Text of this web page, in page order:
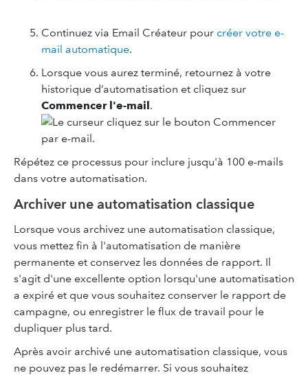
Continuez via Email Créateur pour créer votre e-
mail automatique.
Lorsque vous aurez terminé, retournez à votre
historique d’automatisation et cliquez sur
Commencer l'e-mail.
Répétez ce processus pour inclure jusqu'à 100 e-mails
dans votre automatisation.
Archiver une automatisation classique
Lorsque vous archivez une automatisation classique,
vous mettez fin à l'automatisation de manière
permanente et conservez les données de rapport. Il
s'agit d'une excellente option lorsqu'une automatisation
a expiré et que vous souhaitez conserver le rapport de
campagne, ou enregistrer le flux de travail pour le
dupliquer plus tard.
Après avoir archivé une automatisation classique, vous
ne pouvez pas le redémarrer. Si vous souhaitez